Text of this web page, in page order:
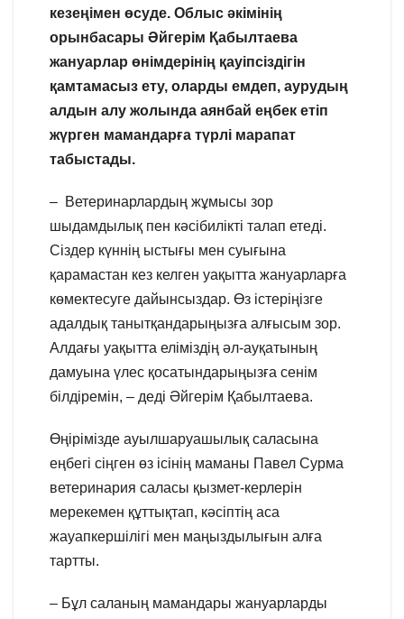
кезеңімен өсуде. Облыс әкімінің
орынбасары Әйгерім Қабылтаева
жануарлар өнімдерінің қауіпсіздігін
қамтамасыз ету, оларды емдеп, аурудың
алдын алу жолында аянбай еңбек етіп
жүрген мамандарға түрлі марапат
табыстады.
– Ветеринарлардың жұмысы зор
шыдамдылық пен кәсібилікті талап етеді.
Сіздер күннің ыстығы мен суығына
қарамастан кез келген уақытта жануарларға
көмектесуге дайынсыздар. Өз істеріңізге
адалдық танытқандарыңызға алғысым зор.
Алдағы уақытта еліміздің әл-ауқатының
дамуына үлес қосатындарыңызға сенім
білдіремін, – деді Әйгерім Қабылтаева.
Өңірімізде ауылшаруашылық саласына
еңбегі сіңген өз ісінің маманы Павел Сурма
ветеринария саласы қызмет-керлерін
мерекемен құттықтап, кәсіптің аса
жауапкершілігі мен маңыздылығын алға
тартты.
– Бұл саланың мамандары жануарларды